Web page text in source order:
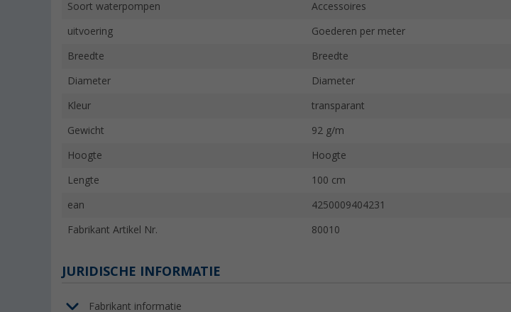
Soort waterpompen Accessoires
uitvoering Goederen per meter
Breedte Breedte
Diameter Diameter
Kleur transparant
Gewicht 92 g/m
Hoogte Hoogte
Lengte 100 cm
ean 4250009404231
Fabrikant Artikel Nr. 80010
JURIDISCHE INFORMATIE
Fabrikant informatie